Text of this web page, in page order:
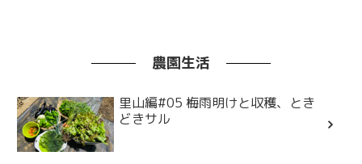
農園生活
里山編#05 梅雨明けと収穫、とき
どきサル